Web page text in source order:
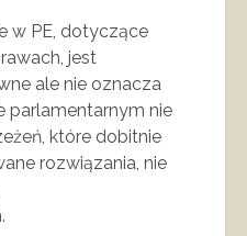
w PE, dotyczące
jest
ale nie oznacza
parlamentarnym nie
które dobitnie
rozwiązania, nie